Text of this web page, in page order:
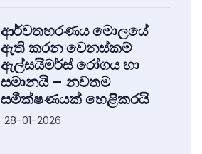
ආර්වතහරණය මොලයේ
ඇති කරන වෙනස්කම්
ඇල්සයිමර්ස් රෝගය හා
සමානයි – නවතම
සමීක්ෂණයක් හෙළිකරයි
28-01-2026